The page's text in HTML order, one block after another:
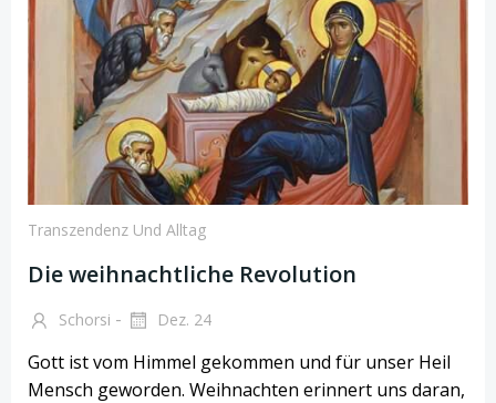
Transzendenz Und Alltag
Die weihnachtliche Revolution
Schorsi - Dez. 24
Gott ist vom Himmel gekommen und für unser Heil
Mensch geworden. Weihnachten erinnert uns daran,